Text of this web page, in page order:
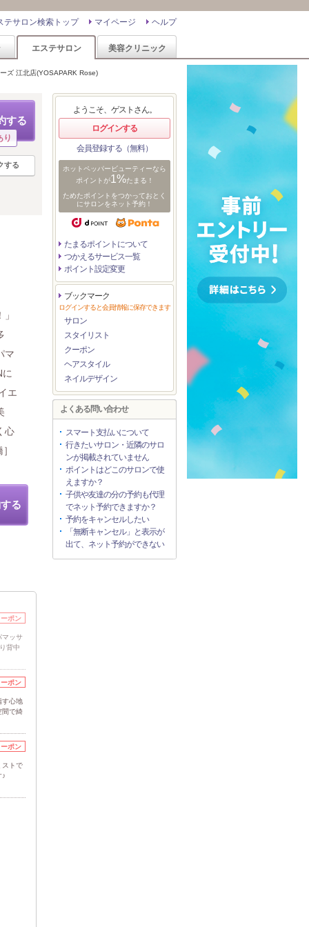
ヘルプ
マイページ
テサロン検索トップ
エステサロン 美容クリニック
ズ 江北店(YOSAPARK Rose)
する
り
する
マ
エ
心
る
ポン
マッサ
背中
ポン
す心地
間で綺
ポン
ストで
♪
ようこそ、ゲストさん。
ログインする
会員登録する（無料）
ホットペッパービューティーなら
ポイントが1%たまる！
ためたポイントをつかっておとく
にサロンをネット予約！
たまるポイントについて
つかえるサービス一覧
ポイント設定変更
ブックマーク
ログインすると会員情報に保存できます
サロン
スタイリスト
クーポン
ヘアスタイル
ネイルデザイン
よくある問い合わせ
スマート支払いについて
行きたいサロン・近隣のサロ
ンが掲載されていません
ポイントはどこのサロンで使
えますか？
子供や友達の分の予約も代理
でネット予約できますか？
予約をキャンセルしたい
「無断キャンセル」と表示が
出て、ネット予約ができない